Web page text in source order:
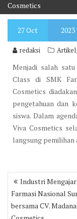
Cosmetics
27Oct 2023
redaksi Artikel,
Menjadi salah
Class di SMK
Cosmetics
pengetahuan dan
siswa. Dalam
Viva Cosmetics
langsung pemilihan
Post
navigation
Industri
Farmasi Nasional
bersama CV.